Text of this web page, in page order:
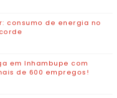
consumo de energia no
em Inhambupe com
de 600 empregos!